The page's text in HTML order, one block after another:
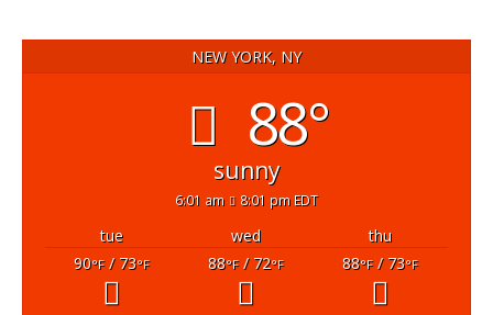
NEW YORK, NY
88°
sunny
6:01 am 8:01 pm EDT
tue wed
thu
90°F/ 73°F 88°F/ 72°F 88°F/ 73°F